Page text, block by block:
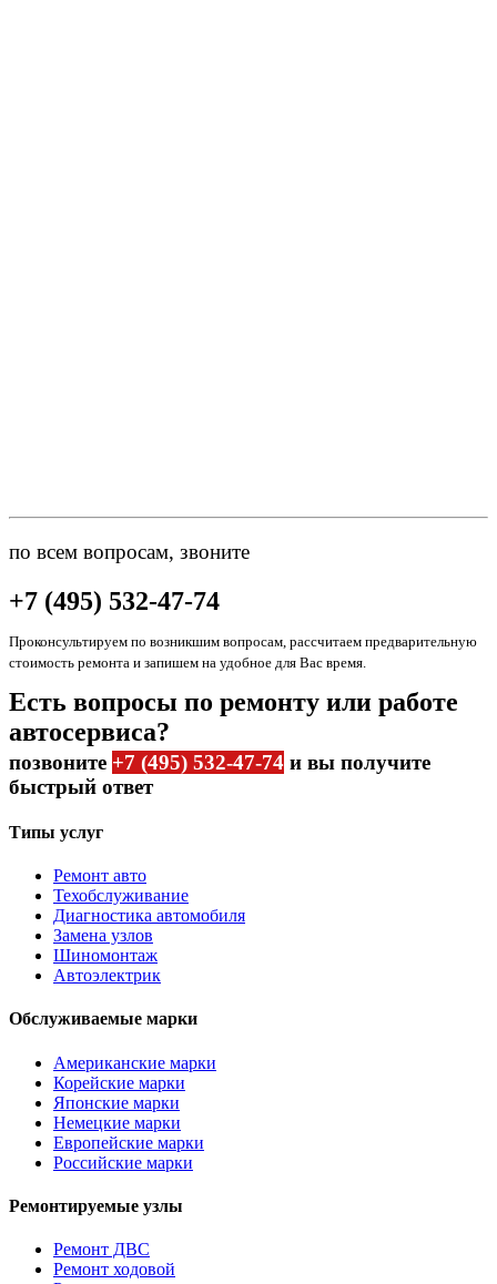
по всем вопросам, звоните
+7 (495) 532-47-74
Проконсультируем по возникшим вопросам, рассчитаем предварительную
стоимость ремонта и запишем на удобное для Вас время.
Есть вопросы по ремонту или работе
автосервиса?
позвоните +7 (495) 532-47-74 и вы получите
быстрый ответ
Типы услуг
Ремонт авто
Техобслуживание
Диагностика автомобиля
Замена узлов
Шиномонтаж
Автоэлектрик
Обслуживаемые марки
Американские марки
Корейские марки
Японские марки
Немецкие марки
Европейские марки
Российские марки
Ремонтируемые узлы
Ремонт ДВС
Ремонт ходовой